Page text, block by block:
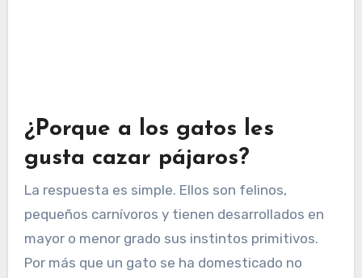
¿Porque a los gatos les
gusta cazar pájaros?
La respuesta es simple. Ellos son felinos,
pequeños carnívoros y tienen desarrollados en
mayor o menor grado sus instintos primitivos.
Por más que un gato se ha domesticado no